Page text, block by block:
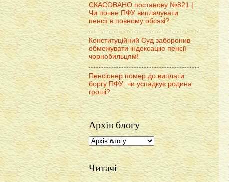
СКАСОВАНО постанову №821 |
Чи почне ПФУ виплачувати
пенсії в повному обсязі?
Конституційний Суд заборонив
обмежувати індексацію пенсії
чорнобильцям!
Пенсіонер помер до виплати
боргу ПФУ: чи успадкує родина
гроші?
Архів блогу
Читачі